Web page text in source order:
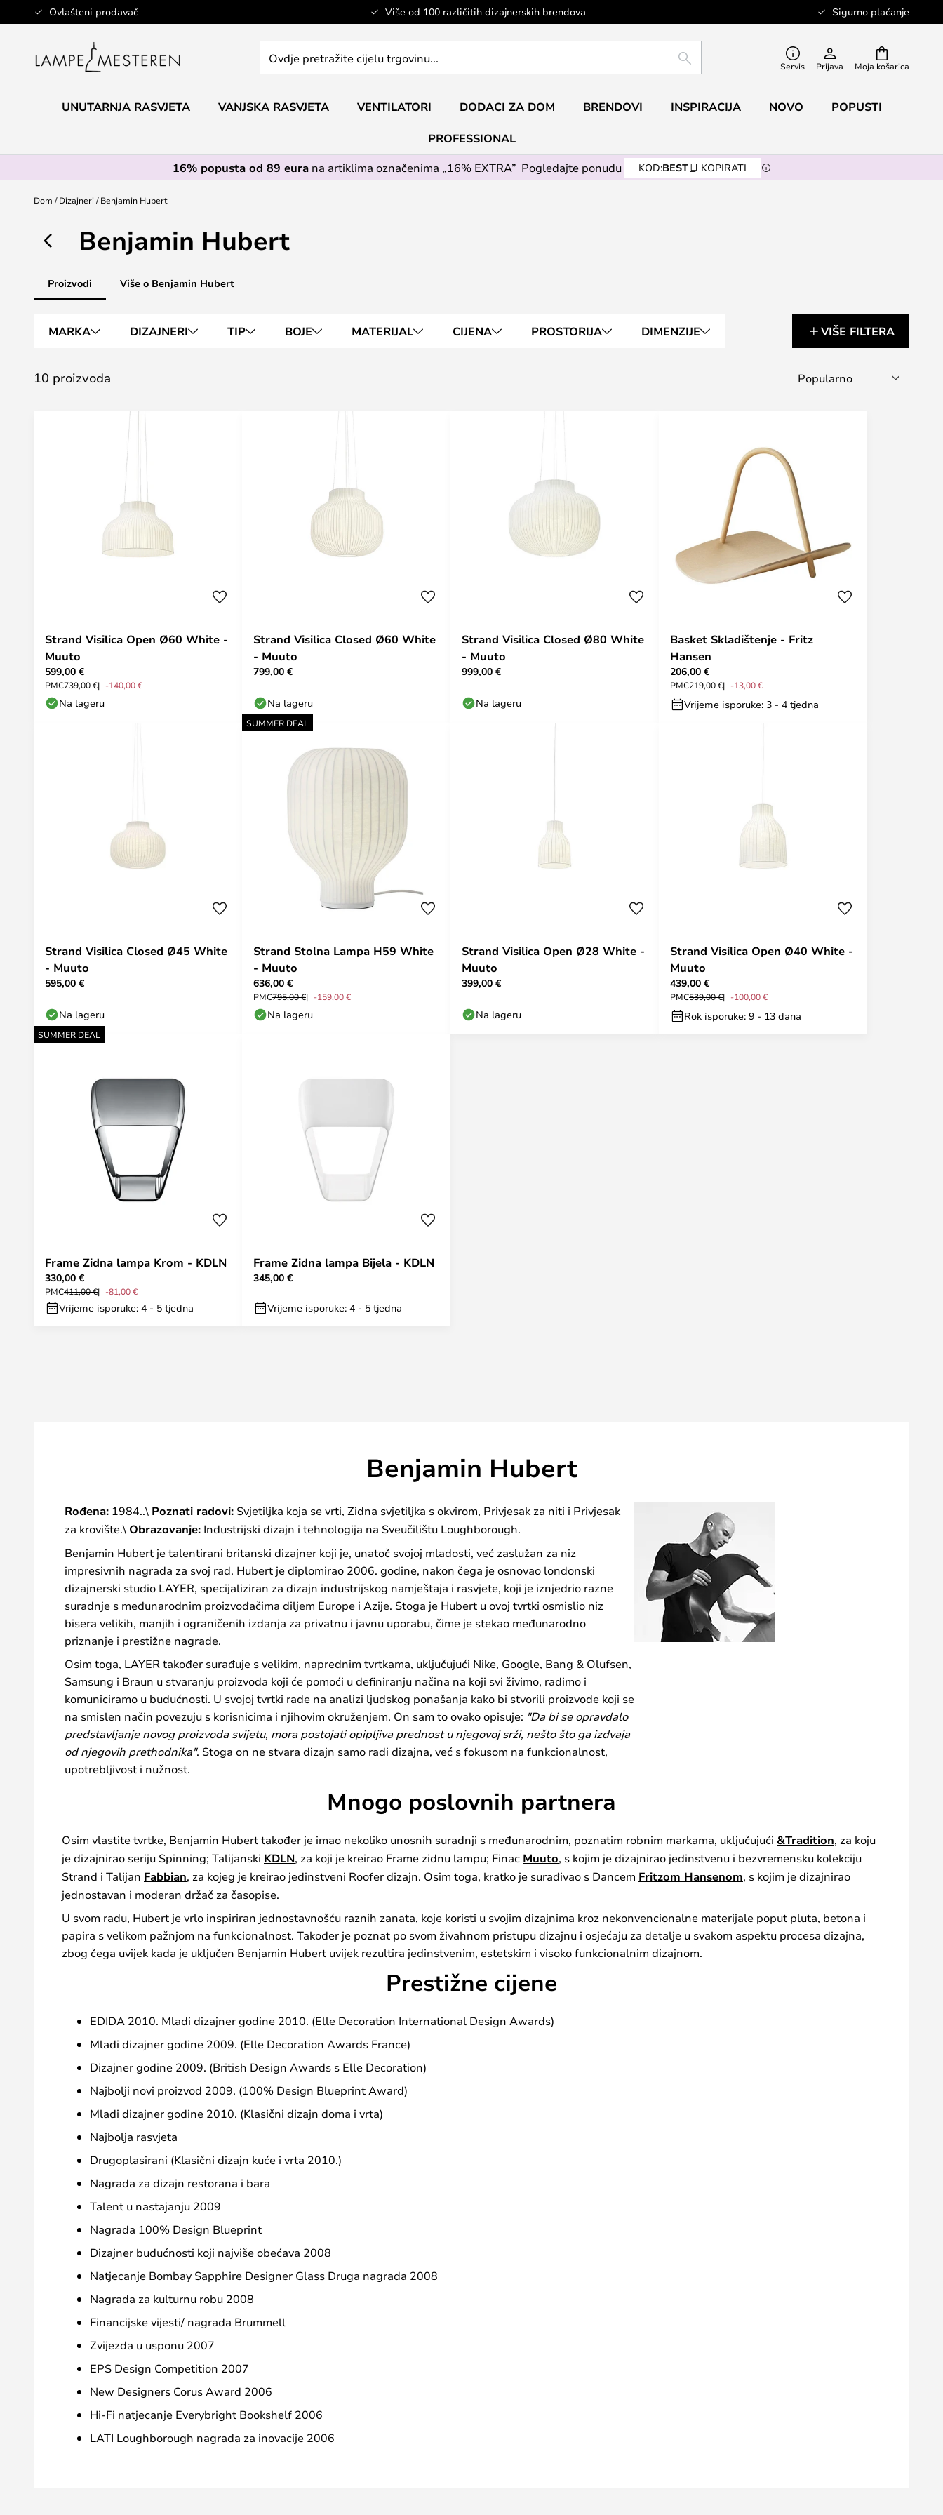
Ovlašteni prodavač Više od 100 različitih dizajnerskih brendova Sigurno plaćanje
Skip
to
Moja košarica
pretražite
trgovinu...
TRAŽI Servis Prijava
UNUTARNJA RASVJETA VANJSKA RASVJETA VENTILATORI DODACI ZA DOM BRENDOVI INSPIRACIJA NOVO POPUSTI
PROFESSIONAL
16% popusta od 89 eurana artiklima označenima „16% EXTRA” Pogledajte ponudu KOD:BEST KOPIRATI
Dom Dizajneri Benjamin Hubert
Benjamin Hubert
Proizvodi Više o Benjamin Hubert
MARKA DIZAJNERI TIP BOJE MATERIJAL CIJENA PROSTORIJA DIMENZIJE VIŠE FILTERA
10 proizvoda
Strand Visilica Open Ø60 White -
Muuto
599,00 €
PMC739,00 € -140,00 €
Na lageru
Strand Visilica Closed Ø60 White
- Muuto
799,00 €
Na lageru
Strand Visilica Closed Ø80 White
- Muuto
999,00 €
Na lageru
Basket Skladištenje - Fritz
Hansen
206,00 €
PMC219,00 € -13,00 €
Vrijeme isporuke: 3 - 4 tjedna
Strand Visilica Closed Ø45 White
- Muuto
595,00 €
Na lageru
SUMMER DEAL
Strand Stolna Lampa H59 White
- Muuto
636,00 €
PMC795,00 € -159,00 €
Na lageru
Strand Visilica Open Ø28 White -
Muuto
399,00 €
Na lageru
Strand Visilica Open Ø40 White -
Muuto
439,00 €
PMC539,00 € -100,00 €
Rok isporuke: 9 - 13 dana
SUMMER DEAL
Frame Zidna lampa Krom - KDLN
330,00 €
PMC411,00 € -81,00 €
Vrijeme isporuke: 4 - 5 tjedna
Frame Zidna lampa Bijela - KDLN
345,00 €
Vrijeme isporuke: 4 - 5 tjedna
Benjamin Hubert
Rođena: 1984..\ Poznati radovi: Svjetiljka koja se vrti, Zidna svjetiljka s okvirom, Privjesak za niti i Privjesak
za krovište.\ Obrazovanje: Industrijski dizajn i tehnologija na Sveučilištu Loughborough.
Benjamin Hubert je talentirani britanski dizajner koji je, unatoč svojoj mladosti, već zaslužan za niz
impresivnih nagrada za svoj rad. Hubert je diplomirao 2006. godine, nakon čega je osnovao londonski
dizajnerski studio LAYER, specijaliziran za dizajn industrijskog namještaja i rasvjete, koji je iznjedrio razne
suradnje s međunarodnim proizvođačima diljem Europe i Azije. Stoga je Hubert u ovoj tvrtki osmislio niz
bisera velikih, manjih i ograničenih izdanja za privatnu i javnu uporabu, čime je stekao međunarodno
priznanje i prestižne nagrade.
Osim toga, LAYER također surađuje s velikim, naprednim tvrtkama, uključujući Nike, Google, Bang & Olufsen,
Samsung i Braun u stvaranju proizvoda koji će pomoći u definiranju načina na koji svi živimo, radimo i
komuniciramo u budućnosti. U svojoj tvrtki rade na analizi ljudskog ponašanja kako bi stvorili proizvode koji se
na smislen način povezuju s korisnicima i njihovim okruženjem. On sam to ovako opisuje: "Da bi se opravdalo
predstavljanje novog proizvoda svijetu, mora postojati opipljiva prednost u njegovoj srži, nešto što ga izdvaja
od njegovih prethodnika". Stoga on ne stvara dizajn samo radi dizajna, već s fokusom na funkcionalnost,
upotrebljivost i nužnost.
Mnogo poslovnih partnera
Osim vlastite tvrtke, Benjamin Hubert također je imao nekoliko unosnih suradnji s međunarodnim, poznatim robnim markama, uključujući &Tradition, za koju
je dizajnirao seriju Spinning; Talijanski KDLN, za koji je kreirao Frame zidnu lampu; Finac Muuto, s kojim je dizajnirao jedinstvenu i bezvremensku kolekciju
Strand i Talijan Fabbian, za kojeg je kreirao jedinstveni Roofer dizajn. Osim toga, kratko je surađivao s Dancem Fritzom Hansenom, s kojim je dizajnirao
jednostavan i moderan držač za časopise.
U svom radu, Hubert je vrlo inspiriran jednostavnošću raznih zanata, koje koristi u svojim dizajnima kroz nekonvencionalne materijale poput pluta, betona i
papira s velikom pažnjom na funkcionalnost. Također je poznat po svom živahnom pristupu dizajnu i osjećaju za detalje u svakom aspektu procesa dizajna,
zbog čega uvijek kada je uključen Benjamin Hubert uvijek rezultira jedinstvenim, estetskim i visoko funkcionalnim dizajnom.
Prestižne cijene
EDIDA 2010. Mladi dizajner godine 2010. (Elle Decoration International Design Awards)
Mladi dizajner godine 2009. (Elle Decoration Awards France)
Dizajner godine 2009. (British Design Awards s Elle Decoration)
Najbolji novi proizvod 2009. (100% Design Blueprint Award)
Mladi dizajner godine 2010. (Klasični dizajn doma i vrta)
Najbolja rasvjeta
Drugoplasirani (Klasični dizajn kuće i vrta 2010.)
Nagrada za dizajn restorana i bara
Talent u nastajanju 2009
Nagrada 100% Design Blueprint
Dizajner budućnosti koji najviše obećava 2008
Natjecanje Bombay Sapphire Designer Glass Druga nagrada 2008
Nagrada za kulturnu robu 2008
Financijske vijesti/ nagrada Brummell
Zvijezda u usponu 2007
EPS Design Competition 2007
New Designers Corus Award 2006
Hi-Fi natjecanje Everybright Bookshelf 2006
LATI Loughborough nagrada za inovacije 2006